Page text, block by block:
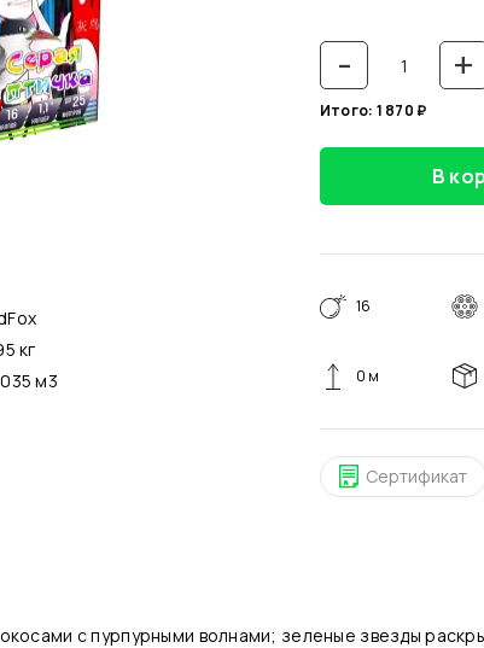
- +
Итого: 1 870₽
В
1.595 кг
0.0035 м3
16
0 м
Сертификат
с пурпурными волнами; зеленые звезды